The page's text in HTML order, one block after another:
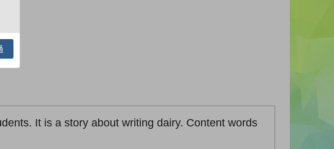
It is a story about writing dairy. Content words